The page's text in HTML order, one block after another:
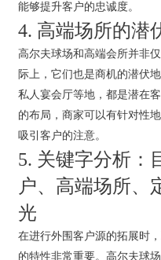
能够提升客户的忠诚度。
4. 高端场所的潜
高尔夫球场和高端会所并非
际上，它们也是商机的潜伏
私人宴会厅等地，都是潜在
的布局，商家可以有针对性
吸引客户的注意。
5. 关键字分析：
户、高端场所、
光
在进行外围客户源的拓展时
的特性非常重要。高尔夫球